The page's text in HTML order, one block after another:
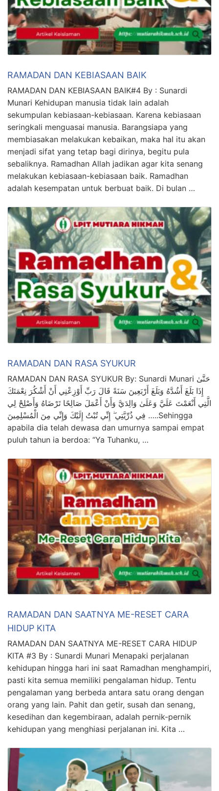
RAMADAN DAN KEBIASAAN BAIK
RAMADAN DAN KEBIASAAN BAIK#4 By : Sunardi
Munari Kehidupan manusia tidak lain adalah
sekumpulan kebiasaan-kebiasaan. Karena kebiasaan
seringkali menguasai manusia. Barangsiapa yang
membiasakan melakukan kebaikan, maka hal itu akan
menjadi sifat yang tetap bagi dirinya, begitu pula
sebaliknya. Ramadhan Allah jadikan agar kita senang
melakukan kebiasaan-kebiasaan baik. Ramadhan
adalah kesempatan untuk berbuat baik. Di bulan …
RAMADAN DAN RASA SYUKUR
RAMADAN DAN RASA SYUKUR By: Sunardi Munari حَتَّىٰ
إِذَا بَلَغَ أَشُدَّهُ وَبَلَغَ أَرْبَعِينَ سَنَةً قَالَ رَبِّ أَوْزِعْنِي أَنْ أَشْكُرَ نِعْمَتَكَ
الَّتِي أَنْعَمْتَ عَلَيَّ وَعَلَىٰ وَالِدَيَّ وَأَنْ أَعْمَلَ صَالِحًا تَرْضَاهُ وَأَصْلِحْ لِي
فِي ذُرِّيَّتِي ۖ إِنِّي تُبْتُ إِلَيْكَ وَإِنِّي مِنَ الْمُسْلِمِينَ …..Sehingga
apabila dia telah dewasa dan umurnya sampai empat
puluh tahun ia berdoa: “Ya Tuhanku, …
RAMADAN DAN SAATNYA ME-RESET CARA
HIDUP KITA
RAMADAN DAN SAATNYA ME-RESET CARA HIDUP
KITA #3 By : Sunardi Munari Menapaki perjalanan
kehidupan hingga hari ini saat Ramadhan menghampiri,
pasti kita semua memiliki pengalaman hidup. Tentu
pengalaman yang berbeda antara satu orang dengan
orang yang lain. Pahit dan getir, susah dan senang,
kesedihan dan kegembiraan, adalah pernik-pernik
kehidupan yang menghiasi perjalanan ini. Kita …